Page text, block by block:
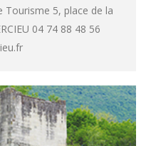
Tourisme 5, place de la
04 74 88 48 56